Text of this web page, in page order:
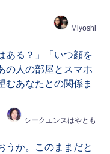
Miyoshi
ある？」「いつ顔を
の人の部屋とスマホ
あなたとの関係ま
シークエンスはやとも
うか。このままだと